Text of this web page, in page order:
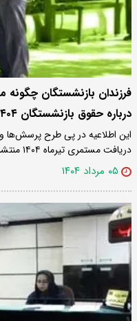
فرزندان بازنشستگان چگونه
درباره حقوق بازنشستگان ۱۴۰۴
این اطلاعیه در پی طرح پرسش‌ها و
دریافت مستمری تیرماه ۱۴۰۴ منتشر شده و هدف آن،…
۰۵ مرداد ۱۴۰۴